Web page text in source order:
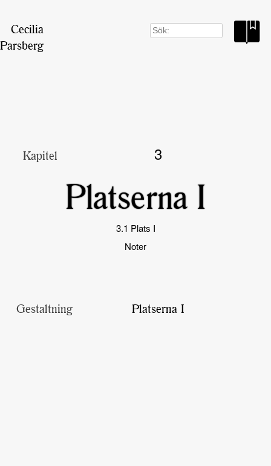
Cecilia
Parsberg
Search
Kapitel 3
Platserna I
3.1 Plats I
Noter
Gestaltning Platserna I